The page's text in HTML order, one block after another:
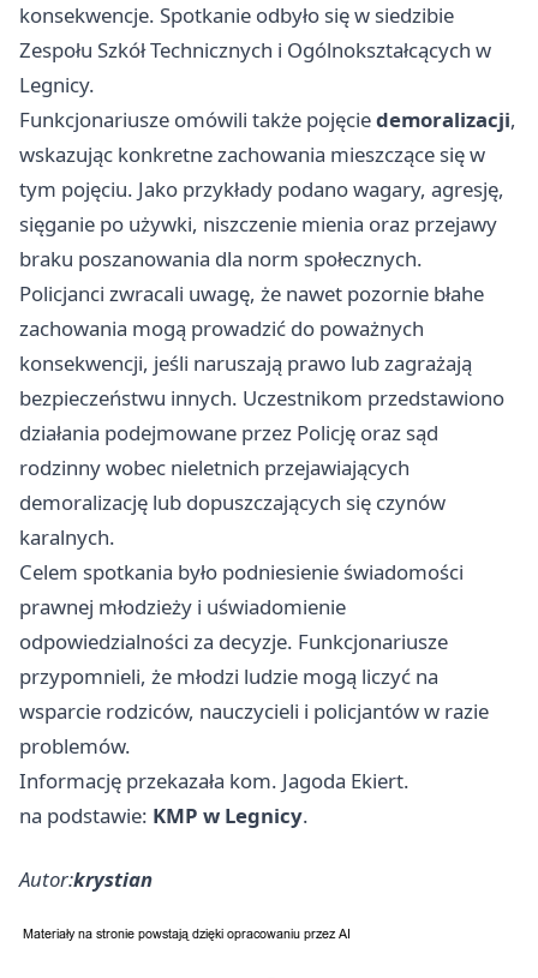
konsekwencje. Spotkanie odbyło się w siedzibie
Zespołu Szkół Technicznych i Ogólnokształcących w
Legnicy.
Funkcjonariusze omówili także pojęciedemoralizacji,
wskazując konkretne zachowania mieszczące się w
tym pojęciu. Jako przykłady podano wagary, agresję,
sięganie po używki, niszczenie mienia oraz przejawy
braku poszanowania dla norm społecznych.
Policjanci zwracali uwagę, że nawet pozornie błahe
zachowania mogą prowadzić do poważnych
konsekwencji, jeśli naruszają prawo lub zagrażają
bezpieczeństwu innych. Uczestnikom przedstawiono
działania podejmowane przez Policję oraz sąd
rodzinny wobec nieletnich przejawiających
demoralizację lub dopuszczających się czynów
karalnych.
Celem spotkania było podniesienie świadomości
prawnej młodzieży i uświadomienie
odpowiedzialności za decyzje. Funkcjonariusze
przypomnieli, że młodzi ludzie mogą liczyć na
wsparcie rodziców, nauczycieli i policjantów w razie
problemów.
Informację przekazała kom. Jagoda Ekiert.
na podstawie: KMP w Legnicy.
Autor:krystian